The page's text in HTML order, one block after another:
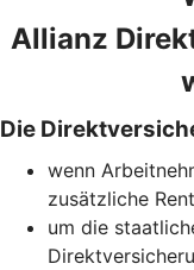
Allianz
Die
wenn
zusätzliche
um die